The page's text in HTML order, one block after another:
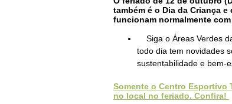
também é o Dia da Criança
funcionam normalmente
Siga o Áreas Verdes
todo dia tem novidades
sustentabilidade e bem-
Somente o Centro Esportivo
no local no feriado. Confira!